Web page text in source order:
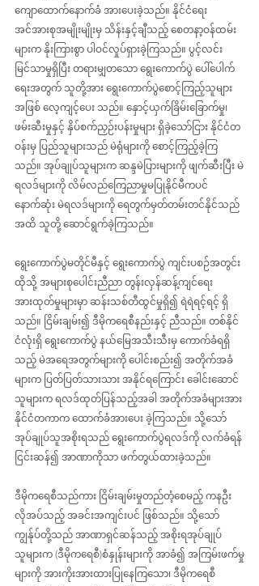
ကျောထောက်နောက်ခံ အားပေးခဲ့သည်။ နိုင်ငံရေး
အင်အားစုအမျိုးမျိုးမှ သိန်းနှင့်ချီသည့် စေတနာ့ဝန်ထမ်း
များက နိုးကြားစွာ ပါဝင်လှုပ်ရှားခဲ့ကြသည်။ ပွင့်လင်း
မြင်သာမှုရှိပြီး တရားမျှတသော ရွေးကောက်ပွဲ ပေါ်ပေါက်
ရေးအတွက် သူတို့အား ရွေးကောက်ပွဲစောင့်ကြည့်သူများ
အဖြစ် လေ့ကျင့်ပေး သည်။ နှောင့်ယှက်ခြိမ်းခြောက်မှု၊
ဖမ်းဆီးမှုနှင့် နှိပ်စက်ညှဉ်းပန်းမှုများ ရှိခဲ့သော်ငြား နိုင်ငံတ
ဝန်းမှ ပြည်သူများသည် မဲရုံများကို စောင့်ကြည့်ခဲ့ကြ
သည်။ အုပ်ချုပ်သူများက ဆန္ဒမဲပြားများကို ဖျက်ဆီးပြီး မဲ
ရလဒ်များကို လိမ်လည်ကြေညာမှုမပြုနိုင်မီကပင်
နောက်ဆုံး မဲရလဒ်များကို ရေတွက်မှတ်တမ်းတင်နိုင်သည်
အထိ သူတို့ ဆောင်ရွက်ခဲ့ကြသည်။
ရွေးကောက်ပွဲမတိုင်မီနှင့် ရွေးကောက်ပွဲ ကျင်းပစဉ်အတွင်း
ထိုသို့ အများစုပေါင်းညီညာ တွန်းလှန်ဆန့်ကျင်ရေး
အားထုတ်မှုများမှာ ဆန်းသစ်တီထွင်မှုရှိ၍ ရဲရဲရင့်ရင့် ရှိ
သည်။ ငြိမ်းချမ်း၍ ဒီမိုကရေစီနည်းနှင့် ညီသည်။ တစ်နိုင်
ငံလုံးရှိ ရွေးကောက်ပွဲ နယ်မြေအသီးသီးမှ ကောက်ခံရရှိ
သည့် မဲအရေအတွက်များကို ပေါင်းစည်း၍ အတိုက်အခံ
များက ပြတ်ပြတ်သားသား အနိုင်ရကြောင်း ခေါင်းဆောင်
သူများက ရလဒ်ထုတ်ပြန်သည့်အခါ အတိုက်အခံများအား
နိုင်ငံတကာက ထောက်ခံအားပေး ခဲ့ကြသည်။ သို့သော်
အုပ်ချုပ်သူအစိုးရသည် ရွေးကောက်ပွဲရလဒ်ကို လက်ခံရန်
ငြင်းဆန်၍ အာဏာကိုသာ ဖက်တွယ်ထားခဲ့သည်။
ဒီမိုကရေစီသည်ကား ငြိမ်းချမ်းမှုတည်တံ့စေမည့် ကနဦး
လိုအပ်သည့် အခင်းအကျင်းပင် ဖြစ်သည်။ သို့သော်
ကျွန်ုပ်တို့သည် အာဏာရှင်ဆန်သည့် အစိုးရအုပ်ချုပ်
သူများက (ဒီမိုကရေစီ)စံနှုန်းများကို အာခံ၍ အကြမ်းဖက်မှု
များကို အားကိုးအားထားပြုနေကြသော၊ ဒီမိုကရေစီ